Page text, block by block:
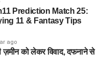
Prediction Match 25:
11 & Fantasy Tips
ago
ज़मीन को लेकर विवाद, दफनाने से